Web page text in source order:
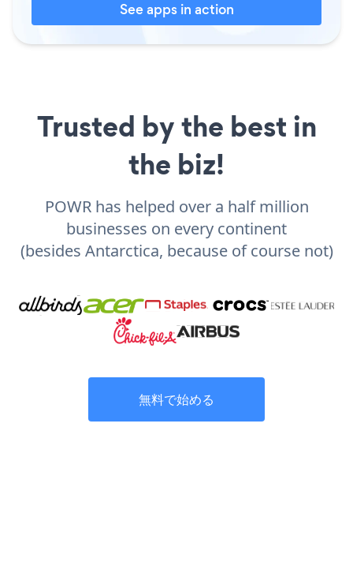
See apps in action
Trusted by the best in
the biz!
POWR has helped over a half million
businesses on every continent
(besides Antarctica, because of course not)
無料で始める